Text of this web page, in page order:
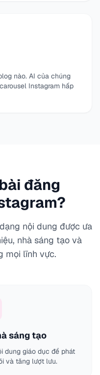
nào. AI của chúng
Instagram hấp
đăng
nội dung được ưa
nhà sáng tạo và
mọi lĩnh vực.
sáng tạo
dung giáo dục để phát
và tăng lượt lưu.